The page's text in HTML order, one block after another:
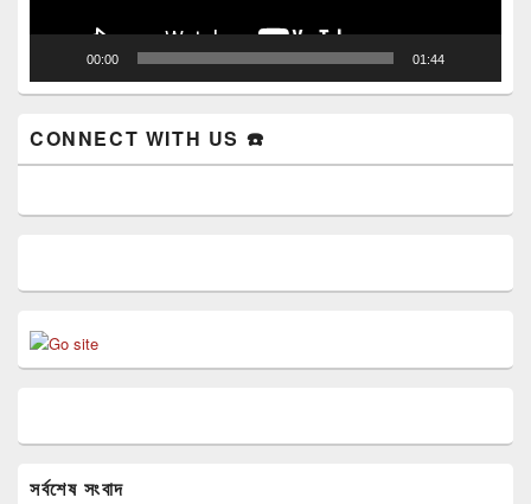
00:00 01:44
CONNECT WITH US ☎️
সর্বশেষ সংবাদ